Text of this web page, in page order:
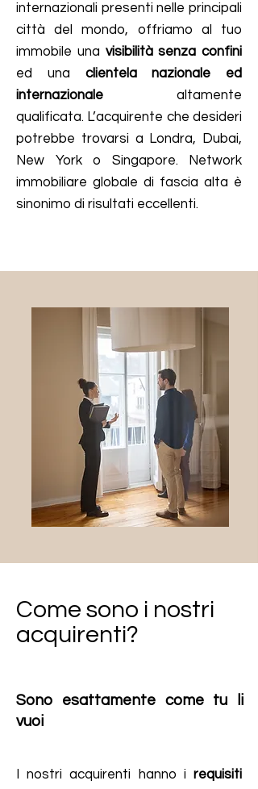
internazionali presenti nelle principali
città del mondo, offriamo al tuo
immobile una visibilità senza confini
ed una clientela nazionale ed
internazionale altamente
qualificata. L’acquirente che desideri
potrebbe trovarsi a Londra, Dubai,
New York o Singapore. Network
immobiliare globale di fascia alta è
sinonimo di risultati eccellenti.
Come sono i nostri
acquirenti?
Sono esattamente come tu
li
vuoi
I nostri acquirenti hanno i requisiti